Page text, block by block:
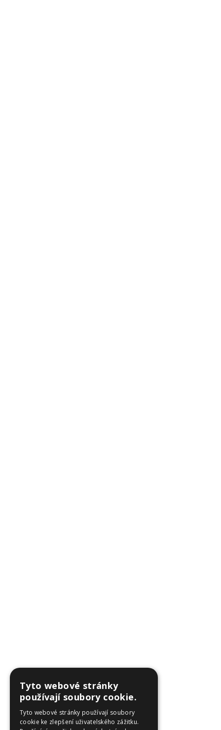
Tyto webové stránky
používají soubory cookie.
Tyto webové stránky používají soubory
cookie ke zlepšení uživatelského zážitku.